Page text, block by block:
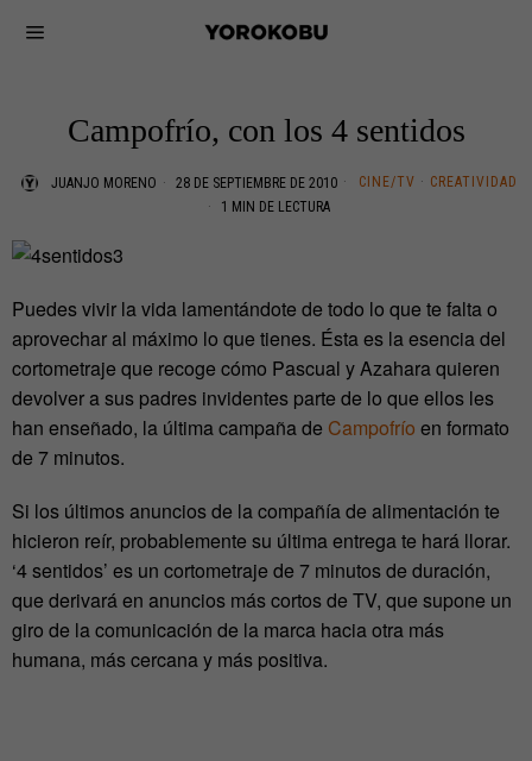
Campofrío, con los 4 sentidos
JUANJO MORENO 28 DE SEPTIEMBRE DE 2010 CINE/TV · CREATIVIDAD
1 MIN DE LECTURA
Puedes vivir la vida lamentándote de todo lo que te falta o
aprovechar al máximo lo que tienes. Ésta es la esencia del
cortometraje que recoge cómo Pascual y Azahara quieren
devolver a sus padres invidentes parte de lo que ellos les
han enseñado, la última campaña de Campofrío en formato
de 7 minutos.
Si los últimos anuncios de la compañía de alimentación te
hicieron reír, probablemente su última entrega te hará llorar.
‘4 sentidos’ es un cortometraje de 7 minutos de duración,
que derivará en anuncios más cortos de TV, que supone un
giro de la comunicación de la marca hacia otra más
humana, más cercana y más positiva.